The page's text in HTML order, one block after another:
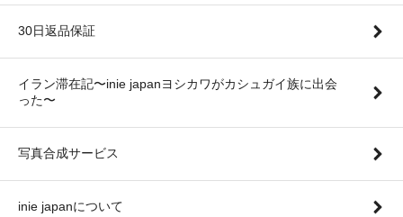
30日返品保証
イラン滞在記〜inie japanヨシカワがカシュガイ族に出会
った〜
写真合成サービス
inie japanについて